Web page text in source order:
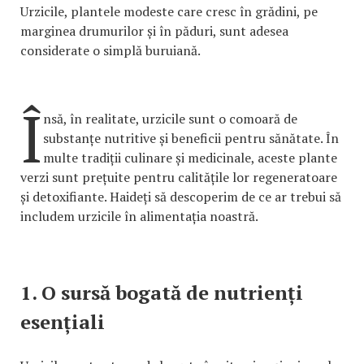
Urzicile, plantele modeste care cresc în grădini, pe
marginea drumurilor și în păduri, sunt adesea
considerate o simplă buruiană.
Însă, în realitate, urzicile sunt o comoară de
substanțe nutritive și beneficii pentru sănătate. În
multe tradiții culinare și medicinale, aceste plante
verzi sunt prețuite pentru calitățile lor regeneratoare
și detoxifiante. Haideți să descoperim de ce ar trebui să
includem urzicile în alimentația noastră.
1. O sursă bogată de nutrienți
esențiali